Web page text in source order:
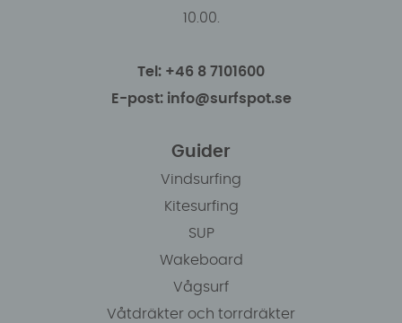
10.00.
Tel: +46 8 7101600
E-post: info@surfspot.se
Guider
Vindsurfing
Kitesurfing
SUP
Wakeboard
Vågsurf
Våtdräkter och torrdräkter